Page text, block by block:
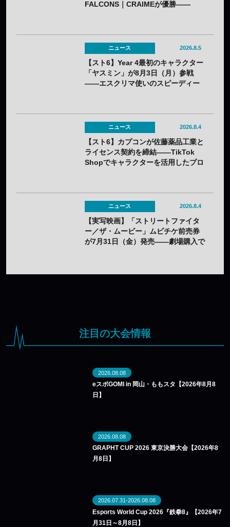
FALCONS｜CRAIMEが優勝——
ニュース 2026.8.5
【スト6】Year 4最初のキャラクター
「ヤスミン」が8月3日（月）参戦
——エスクリマ使いのスピーディー
ニュース 2026.8.4
【スト6】カプコンが佐藤薬品工業と
ライセンス契約を締結——TikTok
Shopでキャラクターを活用したプロ
ニュース 2026.8.4
【実写映画】「ストリートファイタ
ー／ザ・ムービー」ムビチケ前売券
が7月31日（金）発売——劇場購入で
注目の大会情報
2026.08.08
eスポGOMI in 岡山・ももスタ【2026年8月8
日】
2026.08.08
GRAPHT CUP 2026 東京決勝大会【2026年8
月8日】
2026.07.31-2026.08.08
Esports World Cup 2026『鉄拳8』【2026年7
月31日～8月8日】